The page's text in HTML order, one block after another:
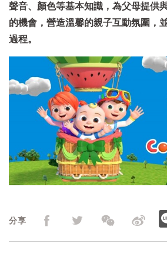
聲音、顏色等基本知識，為父母提供
的機會，營造溫馨的親子互動氛圍，
過程。
分享